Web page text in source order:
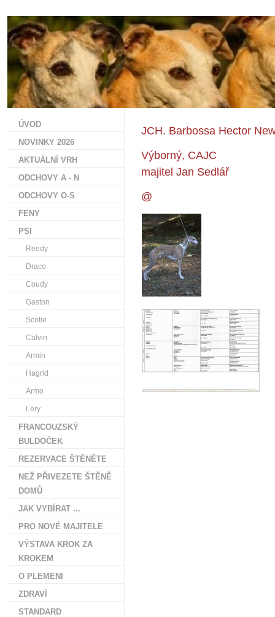
JCH. Barbossa Hector
Výborný, CAJC
majitel Jan Sedlář
@
ÚVOD
NOVINKY 2026
AKTUÁLNÍ VRH
ODCHOVY A - N
ODCHOVY O-S
FENY
PSI
Reedy
Draco
Coudy
Gaston
Scotie
Calvin
Armin
Hagrid
Armo
Lery
FRANCOUZSKÝ
BULDOČEK
REZERVACE ŠTĚNĚTE
NEŽ PŘIVEZETE ŠTĚNĚ
DOMŮ
JAK VYBÍRAT ...
PRO NOVÉ MAJITELE
VÝSTAVA KROK ZA
KROKEM
O PLEMENI
ZDRAVÍ
STANDARD